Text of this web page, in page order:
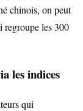
chinois, on peut
regroupe les 300
les indices
qui